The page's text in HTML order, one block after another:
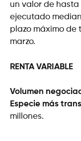
un valor de hasta
ejecutado
plazo máximo de
marzo.
RENTA VARIABLE
Volumen
Especie más
millones.